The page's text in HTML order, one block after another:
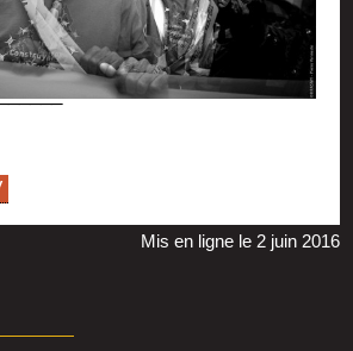
Mis en ligne le 2 juin 2016